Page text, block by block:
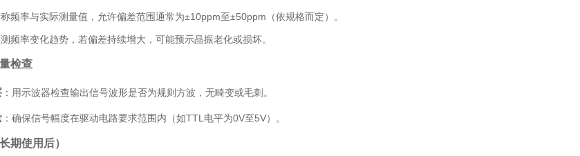
频率与实际测量值，允许偏差范围通常为±10ppm至±50ppm（依规格而定）。
频率变化趋势，若偏差持续增大，可能预示晶振老化或损坏。
检查
：用示波器检查输出信号波形是否为规则方波，无畸变或毛刺。
：确保信号幅度在驱动电路要求范围内（如TTL电平为0V至5V）。
期使用后）